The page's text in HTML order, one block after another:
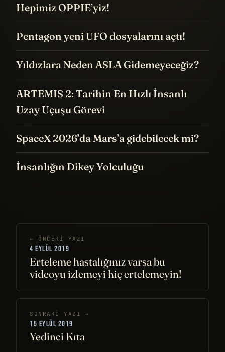
Hepimiz OPPIE’yiz!
Pentagon yeni UFO dosyalarını açtı!
Yıldızlara Neden ASLA Gidemeyeceğiz?
ARTEMIS 2: Tarihin En Hızlı İnsanlı
Uzay Uçuşu Görevi
SpaceX 2026’da Mars’a gidebilecek mi?
İnsanlığın Dikey Yolculuğu
← ÖNCEKI YAZI
4 EYLÜL 2019
Erteleme hastalığınız varsa bu
videoyu izlemeyi hiç ertelemeyin!
SONRAKI YAZI →
15 EYLÜL 2019
Yedinci Kıta